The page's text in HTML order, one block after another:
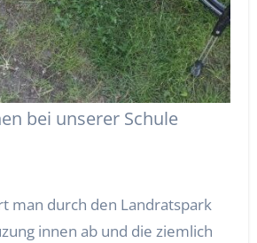
man durch den Landratspark
innen ab und die ziemlich